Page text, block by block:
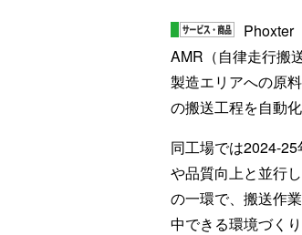
Phoxter
AMR（自律走行搬
製造エリアへの原
の搬送工程を自動化
同工場では2024-
や品質向上と並行
の一環で、搬送作
中できる環境づくり